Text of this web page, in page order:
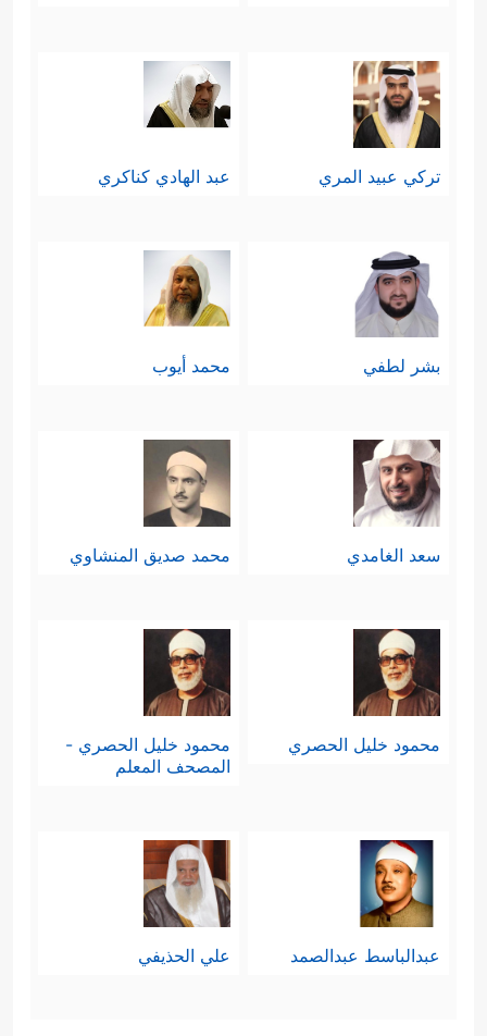
تركي عبيد المري عبد الهادي كناكري
بشر لطفي محمد أيوب
سعد الغامدي محمد صديق المنشاوي
محمود خليل الحصري
محمود خليل الحصري -
المصحف المعلم
عبدالباسط عبدالصمد علي الحذيفي